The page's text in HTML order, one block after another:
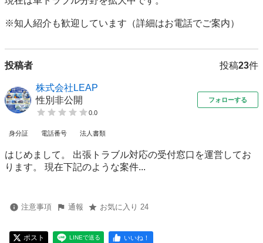
※知人紹介も歓迎しています（詳細はお電話でご案内）
投稿者 投稿23件
株式会社LEAP
性別非公開
0.0
フォローする
身分証 電話番号 法人書類
はじめまして。 出張トラブル対応の受付窓口を運営してお
ります。 現在下記のような案件...
注意事項 通報 お気に入り 24
ポスト LINEで送る いいね！